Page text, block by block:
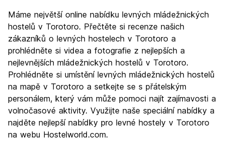
Máme největší online nabídku levných mládežnických
hostelů v Torotoro. Přečtěte si recenze našich
zákazníků o levných hostelech v Torotoro a
prohlédněte si videa a fotografie z nejlepších a
nejlevnějších mládežnických hostelů v Torotoro.
Prohlédněte si umístění levných mládežnických hostelů
na mapě v Torotoro a setkejte se s přátelským
personálem, který vám může pomoci najít zajímavosti a
volnočasové aktivity. Využijte naše speciální nabídky a
najděte nejlepší nabídky pro levné hostely v Torotoro
na webu Hostelworld.com.